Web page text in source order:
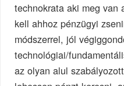
technokrata aki meg van
kell ahhoz pénzügyi
módszerrel, jól
technológiai/
az olyan alul